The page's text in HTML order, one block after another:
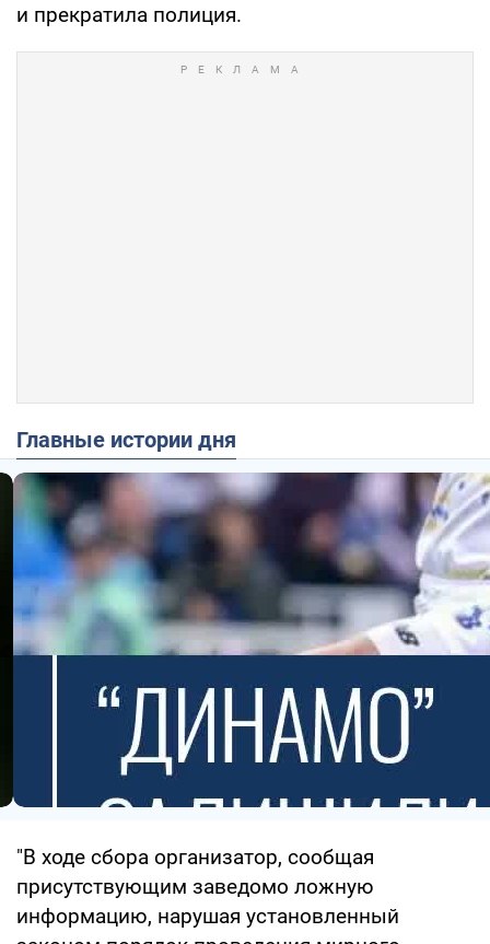
и прекратила полиция.
Главные истории дня
"В ходе сбора организатор, сообщая
присутствующим заведомо ложную
информацию, нарушая установленный